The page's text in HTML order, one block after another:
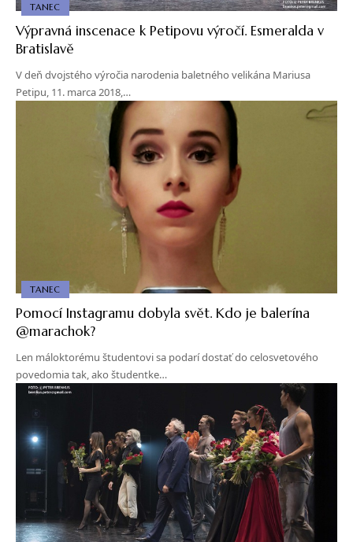
TANEC
Výpravná inscenace k Petipovu výročí. Esmeralda v
Bratislavě
V deň dvojstého výročia narodenia baletného velikána Mariusa
Petipu, 11. marca 2018,…
TANEC
Pomocí Instagramu dobyla svět. Kdo je balerína
@marachok?
Len máloktorému študentovi sa podarí dostať do celosvetového
povedomia tak, ako študentke…